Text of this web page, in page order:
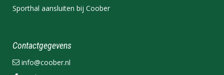
Sporthal aansluiten bij Coober
Contactgegevens
info@coober.nl